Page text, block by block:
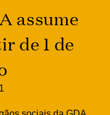
assume
de 1 de